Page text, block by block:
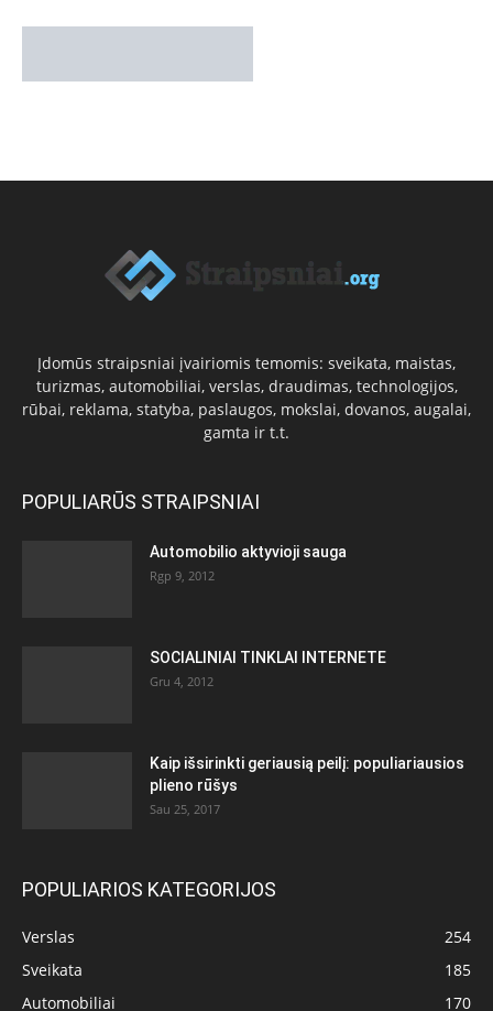
Įdomūs straipsniai įvairiomis temomis: sveikata, maistas,
turizmas, automobiliai, verslas, draudimas, technologijos,
rūbai, reklama, statyba, paslaugos, mokslai, dovanos, augalai,
gamta ir t.t.
POPULIARŪS STRAIPSNIAI
Automobilio aktyvioji sauga
Rgp 9, 2012
SOCIALINIAI TINKLAI INTERNETE
Gru 4, 2012
Kaip išsirinkti geriausią peilį: populiariausios
plieno rūšys
Sau 25, 2017
POPULIARIOS KATEGORIJOS
Verslas
254
Sveikata
185
Automobiliai
170